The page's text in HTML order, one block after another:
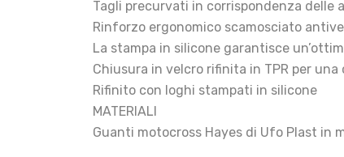
Tagli precurvati in corrispondenza delle
Rinforzo ergonomico scamosciato
La stampa in silicone garantisce
Chiusura in velcro rifinita in TPR per
Rifinito con loghi stampati in silicone
MATERIALI
Guanti motocross Hayes di Ufo Plast in